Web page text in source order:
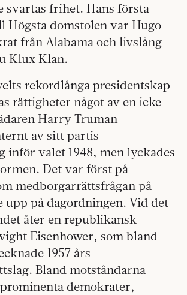
svartas frihet. Hans första
Högsta domstolen var Hugo
från Alabama och livslång
Klux Klan.
rekordlånga presidentskap
rättigheter något av en icke-
Harry Truman
av sitt partis
inför valet 1948, men lyckades
Det var först på
medborgarrättsfrågan på
upp på dagordningen. Vid det
åter en republikansk
Eisenhower, som bland
1957 års
Bland motståndarna
demokrater,